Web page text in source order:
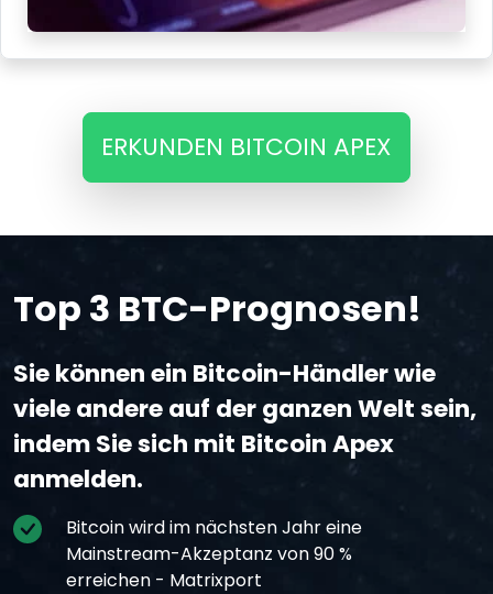
ERKUNDEN BITCOIN APEX
Top 3 BTC-Prognosen!
Sie können ein Bitcoin-Händler wie
viele andere auf der ganzen Welt sein,
indem Sie sich mit Bitcoin Apex
anmelden.
Bitcoin wird im nächsten Jahr eine
Mainstream-Akzeptanz von 90 %
erreichen - Matrixport